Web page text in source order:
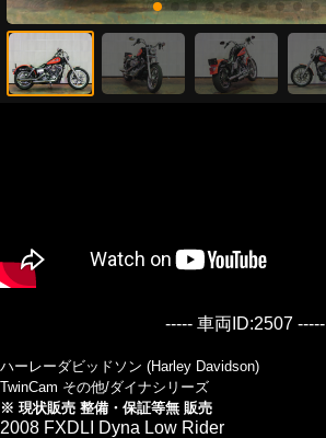
----- 車両ID:2507 -----
ハーレーダビッドソン (Harley Davidson)
TwinCam その他/ダイナシリーズ
※ 現状販売 整備・保証等無 販売
2008 FXDLI Dyna Low Rider